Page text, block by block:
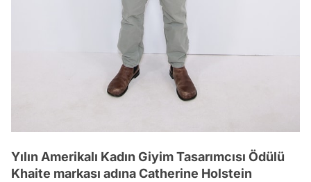
Yılın Amerikalı Kadın Giyim Tasarımcısı Ödülü
Khaite markası adına Catherine Holstein